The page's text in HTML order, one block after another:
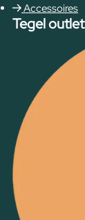
Accessoires
Tegel outlet